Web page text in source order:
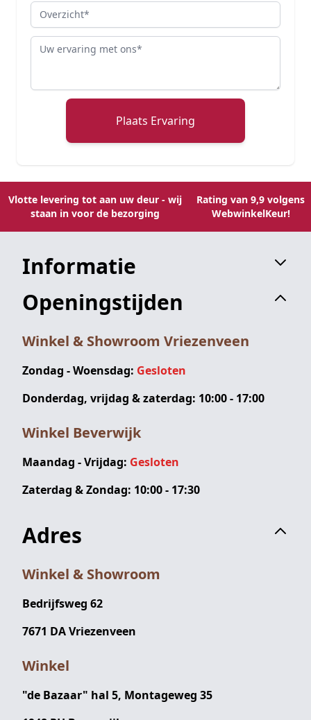
Overzicht
Review
Plaats Ervaring
Vlotte levering tot aan uw deur - wij
staan in voor de bezorging
Rating van 9,9 volgens
WebwinkelKeur!
Informatie
Openingstijden
Winkel & Showroom Vriezenveen
Zondag - Woensdag: Gesloten
Donderdag, vrijdag & zaterdag: 10:00 - 17:00
Winkel Beverwijk
Maandag - Vrijdag: Gesloten
Zaterdag & Zondag: 10:00 - 17:30
Adres
Winkel & Showroom
Bedrijfsweg 62
7671 DA Vriezenveen
Winkel
"de Bazaar" hal 5, Montageweg 35